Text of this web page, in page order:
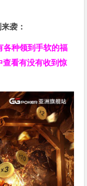
袭：
各种领到手软的福
查看有没有收到惊